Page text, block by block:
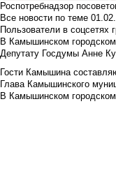
Роспотребнадзор
Все новости по теме
Пользователи в соцсетях
В Камышинском
Депутату Госдумы Анне
Гости Камышина
Глава Камышинского
В Камышинском